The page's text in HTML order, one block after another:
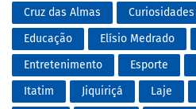
Cruz das Almas
Curiosidades
Educação
Elísio Medrado
Entretenimento
Esporte
Itatim
Jiquiriçá Laje